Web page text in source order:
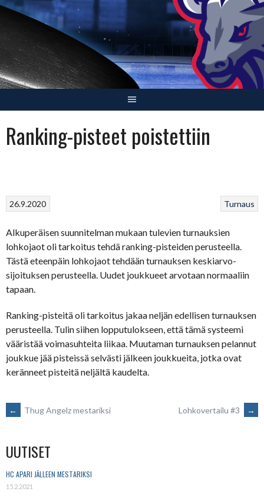
Skip
content
Ranking-pisteet poistettiin
Turnaus
26.9.2020
Alkuperäisen suunnitelman mukaan tulevien turnauksien
lohkojaot oli tarkoitus tehdä ranking-pisteiden perusteella.
Tästä eteenpäin lohkojaot tehdään turnauksen keskiarvo-
sijoituksen perusteella. Uudet joukkueet arvotaan normaaliin
tapaan.
Ranking-pisteitä oli tarkoitus jakaa neljän edellisen turnauksen
perusteella. Tulin siihen lopputulokseen, että tämä systeemi
vääristää voimasuhteita liikaa. Muutaman turnauksen pelannut
joukkue jää pisteissä selvästi jälkeen joukkueita, jotka ovat
keränneet pisteitä neljältä kaudelta.
POST
NAVIGATION
← Thug Angelz mestariksi Lohkovertailu #3 →
UUTISET
HC APARI JÄLLEEN MESTARIKSI
15.2.2021